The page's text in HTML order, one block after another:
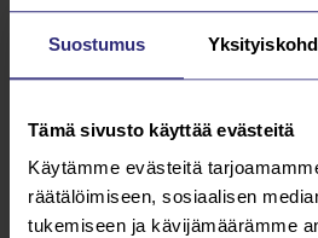
Suostumus
Tämä sivusto käyttää evästeitä
Käytämme evästeitä
räätälöimiseen, sosiaalisen
tukemiseen ja kävijämäärämme
10.12.2025
Kaukolämmön
1.1.2026 alkaen
Lue lisää